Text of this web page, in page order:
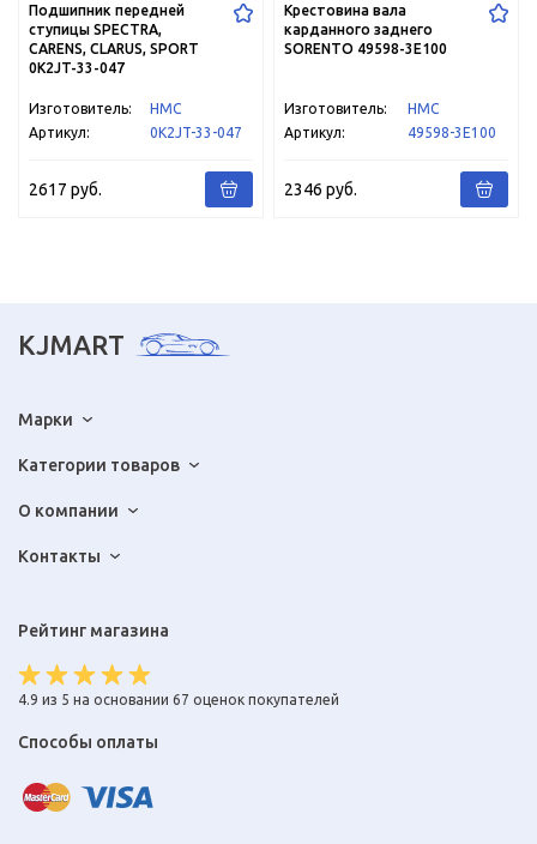
Подшипник передней
ступицы SPECTRA,
CARENS, CLARUS, SPORT
0K2JT-33-047
Изготовитель:
HMC
Артикул:
0K2JT-33-047
2617 руб.
Крестовина вала
карданного заднего
SORENTO 49598-3E100
Изготовитель:
HMC
Артикул:
49598-3E100
2346 руб.
KJMART
Марки
Категории товаров
О компании
Контакты
Рейтинг магазина
4.9 из 5 на основании 67 оценок покупателей
Способы оплаты